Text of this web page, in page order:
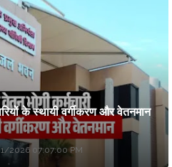
के स्थायी वर्गीकरण और वेतनमान
2026 07:07:00 PM